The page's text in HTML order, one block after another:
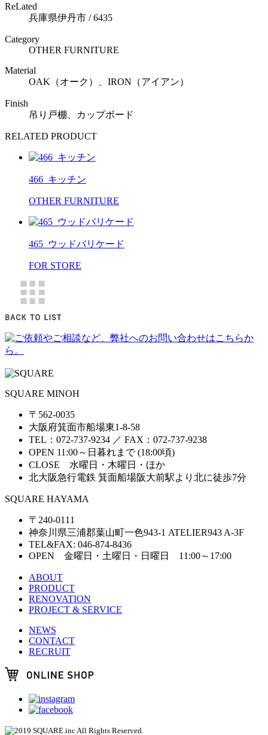
ReLated
兵庫県伊丹市 / 6435
Category
OTHER FURNITURE
Material
OAK（オーク）、IRON（アイアン）
Finish
吊り戸棚、カップボード
RELATED PRODUCT
466_キッチン
OTHER FURNITURE
465_ウッドバリケード
FOR STORE
SQUARE MINOH
〒562-0035
大阪府箕面市船場東1-8-58
TEL：072-737-9234 ／ FAX：072-737-9238
OPEN 11:00～日暮れまで (18:00頃)
CLOSE 水曜日・木曜日・ほか
北大阪急行電鉄 箕面船場阪大前駅より北に徒歩7分
SQUARE HAYAMA
〒240-0111
神奈川県三浦郡葉山町一色943-1 ATELIER943 A-3F
TEL&FAX: 046-874-8436
OPEN 金曜日・土曜日・日曜日 11:00～17:00
ABOUT
PRODUCT
RENOVATION
PROJECT & SERVICE
NEWS
CONTACT
RECRUIT